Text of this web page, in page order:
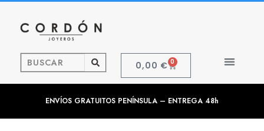
0,00 € 0
ENVÍOS GRATUITOS PENÍNSULA – ENTREGA 48h